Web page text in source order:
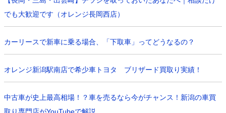
でも大歓迎です（オレンジ長岡西店）
カーリースで新車に乗る場合、「下取車」ってどうなるの？
オレンジ新潟駅南店で希少車トヨタ ブリザード買取り実績！
中古車が史上最高相場！？車を売るなら今がチャンス！新潟の車買